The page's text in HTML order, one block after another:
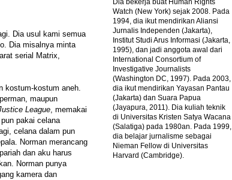
Dia usul kami semua
Dia misalnya minta
serial Matrix,
kostum-kostum aneh.
maupun
League, memakai
pakai celana
celana dalam pun
Norman merancang
dan aku harus
Norman punya
kamera dan
Dia bekerja buat Human Rights
Watch (New York) sejak 2008. Pada
1994, dia ikut mendirikan Aliansi
Jurnalis Independen (Jakarta),
Institut Studi Arus Informasi (Jakarta,
1995), dan jadi anggota awal dari
International Consortium of
Investigative Journalists
(Washington DC, 1997). Pada 2003,
dia ikut mendirikan Yayasan Pantau
(Jakarta) dan Suara Papua
(Jayapura, 2011). Dia kuliah teknik
di Universitas Kristen Satya Wacana
(Salatiga) pada 1980an. Pada 1999,
dia belajar jurnalisme sebagai
Nieman Fellow di Universitas
Harvard (Cambridge).